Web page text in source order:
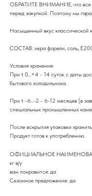
ОБРАТИТЕ ВНИМАНИЕ, что вся
перед закупкой. Поэтому мы
Насыщенный вкус классической
СОСТАВ: икра форели, соль,
Условия хранения:
При t 0...+4 - 14 суток с даты
бытового холодильника.
При t -6...-2 - 6-12 месяцев (в
специальных промышленных
После вскрытия упаковки
Продукт готов к употреблению.
ОФИЦИАЛЬНОЕ НАИМЕНОВАНИЕ:
кг в/у
вам понравится: да
Сезонное предложение: да